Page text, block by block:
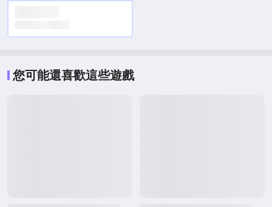
您可能還喜歡這些遊戲